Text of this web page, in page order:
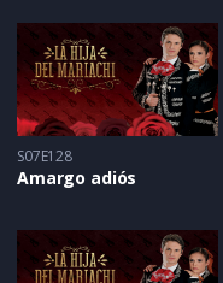
S07E128
Amargo adiós